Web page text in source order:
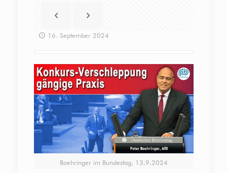
16. September 2024
Boehringer im Bundestag, 13.9.2024